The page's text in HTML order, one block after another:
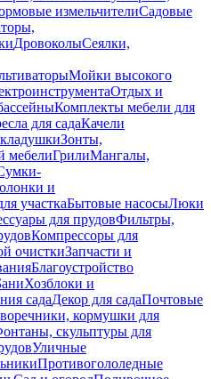
измельчителиСадовые
ДровоколыСеялки,
Мойки высокого
Отдых и
Комплекты мебели для
для садаКачели
Зонты,
мебелиГрилиМангалы,
и
участкаБытовые насосыЛюки
для прудовФильтры,
Компрессоры для
очисткиЗапчасти и
Благоустройство
Хозблоки и
садаДекор для садаПочтовые
кормушки для
скульптуры для
Уличные
Противогололедные